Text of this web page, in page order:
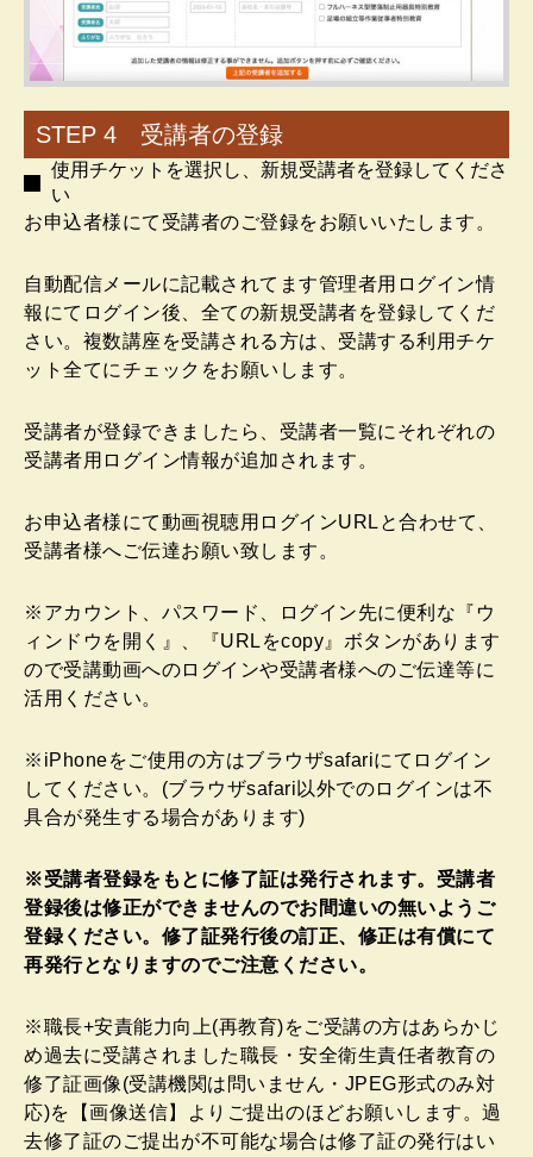
STEP 4 受講者の登録
使用チケットを選択し、新規受講者を登録してくださ
い
お申込者様にて受講者のご登録をお願いいたします。
自動配信メールに記載されてます管理者用ログイン情
報にてログイン後、全ての新規受講者を登録してくだ
さい。複数講座を受講される方は、受講する利用チケ
ット全てにチェックをお願いします。
受講者が登録できましたら、受講者一覧にそれぞれの
受講者用ログイン情報が追加されます。
お申込者様にて動画視聴用ログインURLと合わせて、
受講者様へご伝達お願い致します。
※アカウント、パスワード、ログイン先に便利な『ウ
ィンドウを開く』、『URLをcopy』ボタンがあります
ので受講動画へのログインや受講者様へのご伝達等に
活用ください。
※iPhoneをご使用の方はブラウザsafariにてログイン
してください。(ブラウザsafari以外でのログインは不
具合が発生する場合があります)
※受講者登録をもとに修了証は発行されます。受講者
登録後は修正ができませんのでお間違いの無いようご
登録ください。修了証発行後の訂正、修正は有償にて
再発行となりますのでご注意ください。
※職長+安責能力向上(再教育)をご受講の方はあらかじ
め過去に受講されました職長・安全衛生責任者教育の
修了証画像(受講機関は問いません・JPEG形式のみ対
応)を【画像送信】よりご提出のほどお願いします。過
去修了証のご提出が不可能な場合は修了証の発行はい